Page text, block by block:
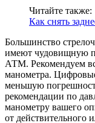
Читайте также:
Как снять
Большинство
имеют чудовищную
АТМ. Рекомендуем
манометра.
меньшую
рекомендации по
манометру вашего
от действительного